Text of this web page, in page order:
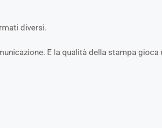
diversi.
E la qualità della stampa gioca